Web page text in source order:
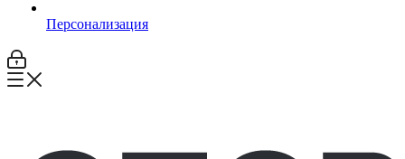
Персонализация